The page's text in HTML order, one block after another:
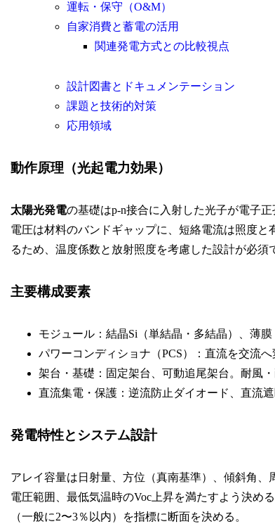
運転・保守（O&M）
自家消費と蓄電の活用
関連発電方式との比較視点
設計図書とドキュメンテーション
課題と技術的対策
応用領域
動作原理（光起電力効果）
太陽光発電の基礎はp-n接合に入射した光子が電子
電圧は材料のバンドギャップに、短絡電流は照度
るため、温度係数と放射照度を考慮した設計が必須
主要構成要素
モジュール：結晶Si（単結晶・多結晶）、薄
パワーコンディショナ（PCS）：直流を交流へ
架台・基礎：固定架台、可動追尾架台。耐風・
直流集電・保護：逆流防止ダイオード、直流遮
発電特性とシステム設計
アレイ容量は日射量、方位（真南基準）、傾斜角
電圧範囲、最低気温時のVoc上昇を満たすよう決め
（一般に2〜3％以内）を指標に断面を決める。